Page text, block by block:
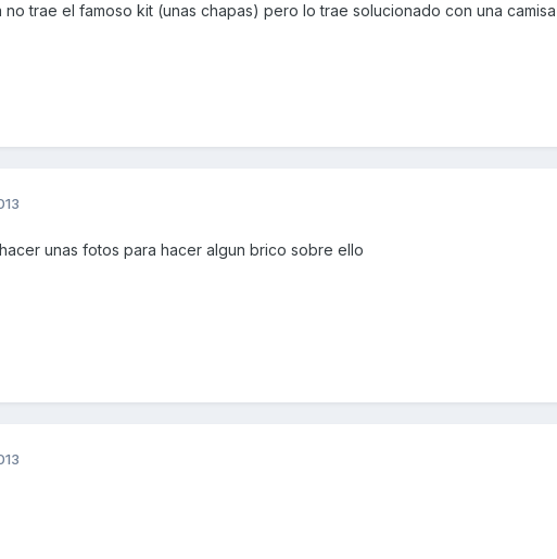
no trae el famoso kit (unas chapas) pero lo trae solucionado con una
unas fotos para hacer algun brico sobre ello